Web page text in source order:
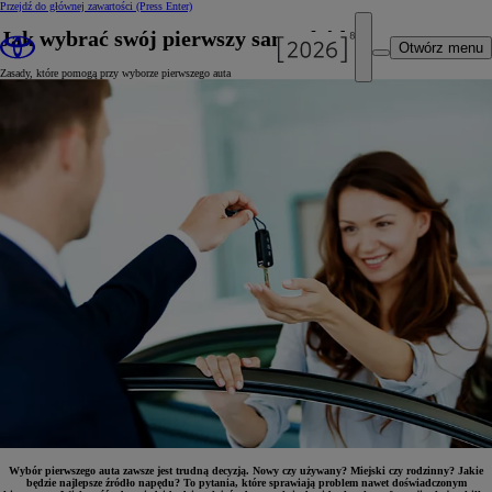
Przejdź do głównej zawartości (Press Enter)
Otwórz menu
Jak wybrać swój pierwszy samochód?
Zasady, które pomogą przy wyborze pierwszego auta
Wybór pierwszego auta zawsze jest trudną decyzją. Nowy czy używany? Miejski czy rodzinny? Jakie
będzie najlepsze źródło napędu? To pytania, które sprawiają problem nawet doświadczonym